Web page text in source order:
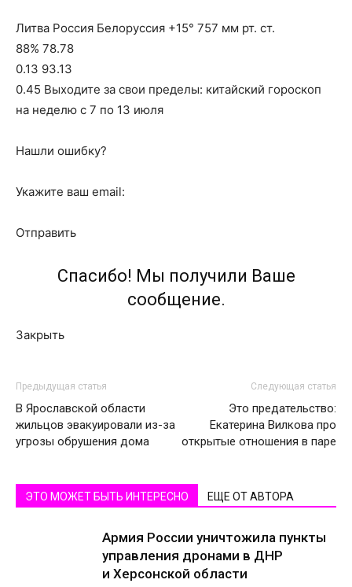
Литва Россия Белоруссия +15° 757 мм рт. ст.
88% 78.78
0.13 93.13
0.45 Выходите за свои пределы: китайский гороскоп
на неделю с 7 по 13 июля
Нашли ошибку?
Укажите ваш email:
Отправить
Спасибо! Мы получили Ваше
сообщение.
Закрыть
Предыдущая статья
В Ярославской области
жильцов эвакуировали из-за
угрозы обрушения дома
Следующая статья
Это предательство:
Екатерина Вилкова про
открытые отношения в паре
ЭТО МОЖЕТ БЫТЬ ИНТЕРЕСНО ЕЩЕ ОТ АВТОРА
Армия России уничтожила пункты
управления дронами в ДНР
и Херсонской области